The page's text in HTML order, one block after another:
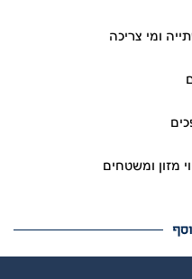
מזון ומשטחים